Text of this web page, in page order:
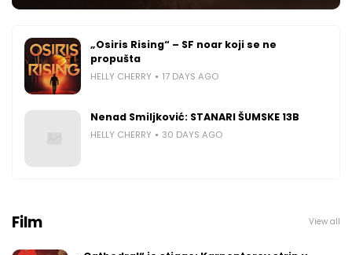
„Osiris Rising“ – SF noar koji se ne
propušta
HELLY CHERRY 17 DAYS AGO
Nenad Smiljković: STANARI ŠUMSKE 13B
HELLY CHERRY 30 DAYS AGO
Film View all